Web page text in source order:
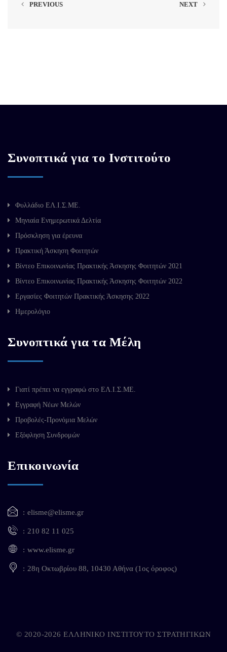
PREVIOUS NEXT
Συνοπτικά για το Ινστιτούτο
Φυλλάδιο ΕΛ.Ι.Σ.ΜΕ.
Μηνιαία Ενημερωτικά Δελτία
Πρόσκληση για έρευνα
Πρακτική Άσκηση Φοιτητών
Βίντεο Επικοινωνίας Πρακτικής Άσκησης Φοιτητών 2021
Βίντεο Επικοινωνίας Πρακτικής Άσκησης Φοιτητών 2022
Εργασίες Φοιτητών Πρακτικής Άσκησης 2022
Ημερολόγιο
Συνοπτικά για τα Μέλη
Γιατί πρέπει να εγγραφώ στο ΕΛ.Ι.Σ.ΜΕ.
Εγγραφή Νέων Μελών
Προβολές-Προνόμια Μελών
Εξόφληση Συνδρομών
Επικοινωνία
elisme@elisme.gr
210 82 11 025
www.elisme.gr
28η Οκτωβρίου 88, 10430 Αθήνα (1ος όροφος)
© 2020-2026 ΕΛΛΗΝΙΚΟ ΙΝΣΤΙΤΟΥΤΟ ΣΤΡΑΤΗΓΙΚΩΝ